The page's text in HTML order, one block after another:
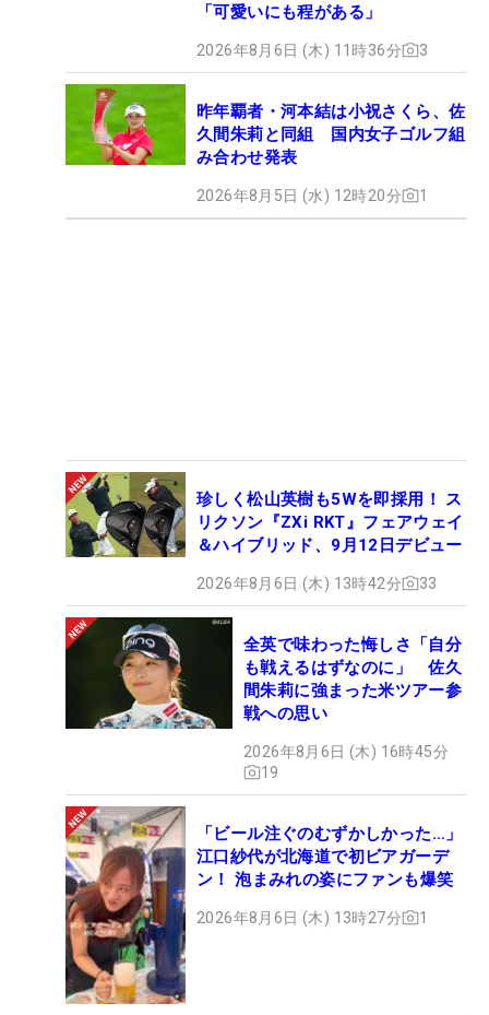
「可愛いにも程がある」
2026年8月6日 (木) 11時36分 3
昨年覇者・河本結は小祝さくら、佐
久間朱莉と同組 国内女子ゴルフ組
み合わせ発表
2026年8月5日 (水) 12時20分 1
珍しく松山英樹も5Wを即採用！ ス
リクソン『ZXi RKT』フェアウェイ
＆ハイブリッド、9月12日デビュー
2026年8月6日 (木) 13時42分 33
全英で味わった悔しさ「自分
も戦えるはずなのに」 佐久
間朱莉に強まった米ツアー参
戦への思い
2026年8月6日 (木) 16時45分
19
「ビール注ぐのむずかしかった…」
江口紗代が北海道で初ビアガーデ
ン！ 泡まみれの姿にファンも爆笑
2026年8月6日 (木) 13時27分 1